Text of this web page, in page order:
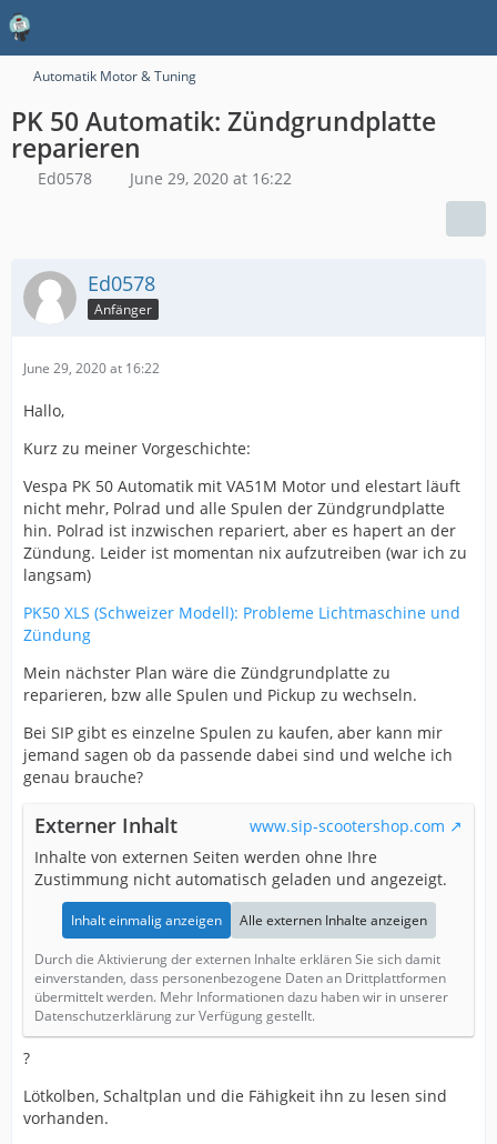
Automatik Motor & Tuning
PK 50 Automatik: Zündgrundplatte
reparieren
Ed0578 June 29, 2020 at 16:22
Ed0578
Anfänger
June 29, 2020 at 16:22
Hallo,
Kurz zu meiner Vorgeschichte:
Vespa PK 50 Automatik mit VA51M Motor und elestart läuft
nicht mehr, Polrad und alle Spulen der Zündgrundplatte
hin. Polrad ist inzwischen repariert, aber es hapert an der
Zündung. Leider ist momentan nix aufzutreiben (war ich zu
langsam)
PK50 XLS (Schweizer Modell): Probleme Lichtmaschine und
Zündung
Mein nächster Plan wäre die Zündgrundplatte zu
reparieren, bzw alle Spulen und Pickup zu wechseln.
Bei SIP gibt es einzelne Spulen zu kaufen, aber kann mir
jemand sagen ob da passende dabei sind und welche ich
genau brauche?
Externer Inhalt
www.sip-scootershop.com
Inhalte von externen Seiten werden ohne Ihre
Zustimmung nicht automatisch geladen und angezeigt.
Inhalt einmalig anzeigen Alle externen Inhalte anzeigen
Durch die Aktivierung der externen Inhalte erklären Sie sich damit
einverstanden, dass personenbezogene Daten an Drittplattformen
übermittelt werden. Mehr Informationen dazu haben wir in unserer
Datenschutzerklärung zur Verfügung gestellt.
?
Lötkolben, Schaltplan und die Fähigkeit ihn zu lesen sind
vorhanden.